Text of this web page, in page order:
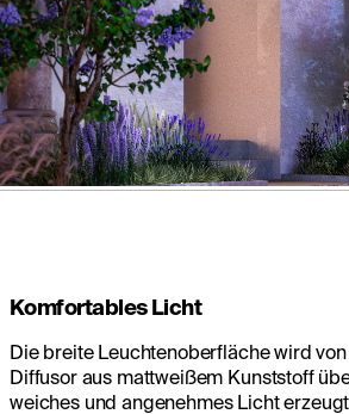
Komfortables Licht
Die breite Leuchtenoberfläche wird
Diffusor aus mattweißem Kunststoff
weiches und angenehmes Licht erzeugt.